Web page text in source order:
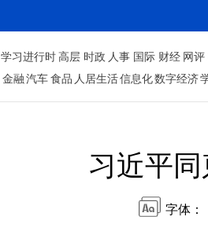
学习进行时 高层 时政 人事 国际 财经 网评
金融 汽车 食品 人居生活信息化数字经济
习近平
字体：